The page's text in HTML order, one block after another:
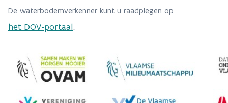
De waterbodemverkenner kunt u raadplegen op
het DOV-portaal.